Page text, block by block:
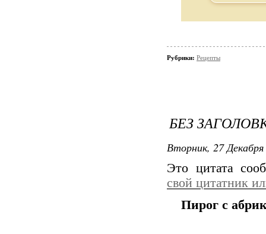
Рубрики: Рецепты
БЕЗ
Вторник, 27
Это цитата
свой цитатник
Пирог с